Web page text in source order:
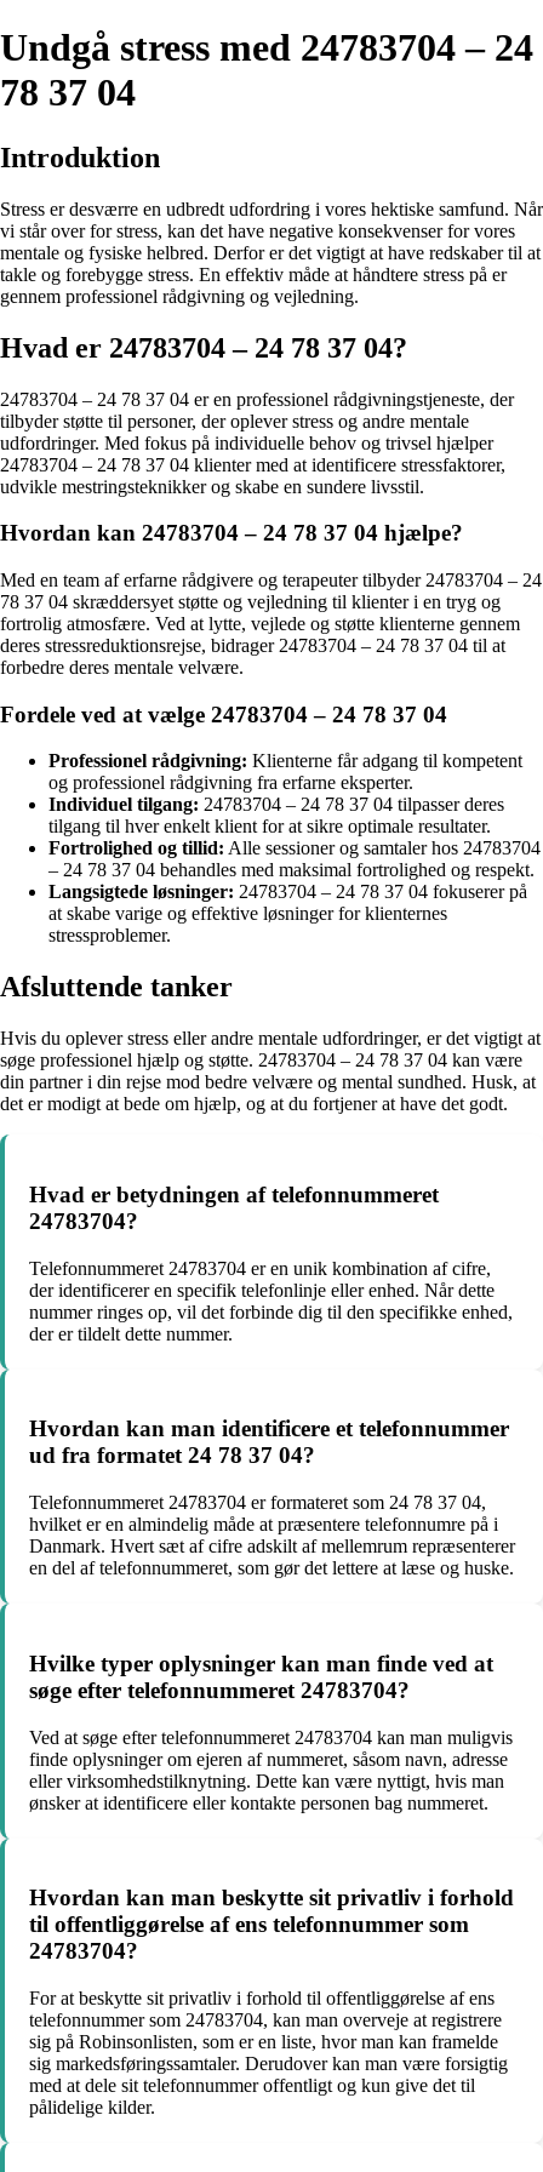
Undgå stress med 24783704 – 24
78 37 04
Introduktion
Stress er desværre en udbredt udfordring i vores hektiske samfund. Når
vi står over for stress, kan det have negative konsekvenser for vores
mentale og fysiske helbred. Derfor er det vigtigt at have redskaber til at
takle og forebygge stress. En effektiv måde at håndtere stress på er
gennem professionel rådgivning og vejledning.
Hvad er 24783704 – 24 78 37 04?
24783704 – 24 78 37 04 er en professionel rådgivningstjeneste, der
tilbyder støtte til personer, der oplever stress og andre mentale
udfordringer. Med fokus på individuelle behov og trivsel hjælper
24783704 – 24 78 37 04 klienter med at identificere stressfaktorer,
udvikle mestringsteknikker og skabe en sundere livsstil.
Hvordan kan 24783704 – 24 78 37 04 hjælpe?
Med en team af erfarne rådgivere og terapeuter tilbyder 24783704 – 24
78 37 04 skræddersyet støtte og vejledning til klienter i en tryg og
fortrolig atmosfære. Ved at lytte, vejlede og støtte klienterne gennem
deres stressreduktionsrejse, bidrager 24783704 – 24 78 37 04 til at
forbedre deres mentale velvære.
Fordele ved at vælge 24783704 – 24 78 37 04
Professionel rådgivning: Klienterne får adgang til kompetent
og professionel rådgivning fra erfarne eksperter.
Individuel tilgang: 24783704 – 24 78 37 04 tilpasser deres
tilgang til hver enkelt klient for at sikre optimale resultater.
Fortrolighed og tillid: Alle sessioner og samtaler hos 24783704
– 24 78 37 04 behandles med maksimal fortrolighed og respekt.
Langsigtede løsninger: 24783704 – 24 78 37 04 fokuserer på
at skabe varige og effektive løsninger for klienternes
stressproblemer.
Afsluttende tanker
Hvis du oplever stress eller andre mentale udfordringer, er det vigtigt at
søge professionel hjælp og støtte. 24783704 – 24 78 37 04 kan være
din partner i din rejse mod bedre velvære og mental sundhed. Husk, at
det er modigt at bede om hjælp, og at du fortjener at have det godt.
Hvad er betydningen af ​​telefonnummeret
24783704?
Telefonnummeret 24783704 er en unik kombination af cifre,
der identificerer en specifik telefonlinje eller enhed. Når dette
nummer ringes op, vil det forbinde dig til den specifikke enhed,
der er tildelt dette nummer.
Hvordan kan man identificere et telefonnummer
ud fra formatet 24 78 37 04?
Telefonnummeret 24783704 er formateret som 24 78 37 04,
hvilket er en almindelig måde at præsentere telefonnumre på i
Danmark. Hvert sæt af cifre adskilt af mellemrum repræsenterer
en del af telefonnummeret, som gør det lettere at læse og huske.
Hvilke typer oplysninger kan man finde ved at
søge efter telefonnummeret 24783704?
Ved at søge efter telefonnummeret 24783704 kan man muligvis
finde oplysninger om ejeren af nummeret, såsom navn, adresse
eller virksomhedstilknytning. Dette kan være nyttigt, hvis man
ønsker at identificere eller kontakte personen bag nummeret.
Hvordan kan man beskytte sit privatliv i forhold
til offentliggørelse af ens telefonnummer som
24783704?
For at beskytte sit privatliv i forhold til offentliggørelse af ens
telefonnummer som 24783704, kan man overveje at registrere
sig på Robinsonlisten, som er en liste, hvor man kan framelde
sig markedsføringssamtaler. Derudover kan man være forsigtig
med at dele sit telefonnummer offentligt og kun give det til
pålidelige kilder.